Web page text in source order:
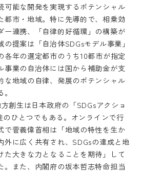
可能な開発を実現するポテンシャル
都市・地域。特に先導的で、相乗効
ー連携、「自律的好循環」の構築が
の提案は「自治体SDGsモデル事業」
各年の選定都市のうち10都市が指定
事業の自治体には国から補助金が支
な地域の自律、発展のポテンシャル
創生は日本政府の「SDGsアクショ
のひとつでもある。オンラインで行
で菅義偉首相は「地域の特性を生か
外に広く共有され、SDGsの達成と地
た大きな力となることを期待」して
。また、内閣府の坂本哲志特命担当